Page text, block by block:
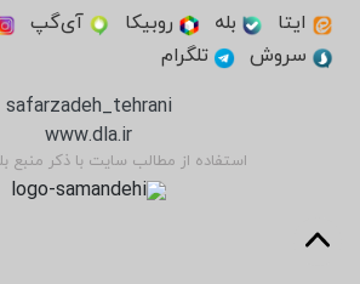
ایتا بله روبیکا آی‌گپ
سروش
تلگرام
safarzadeh_tehrani
www.dla.ir
استفاده از مطالب سایت با ذکر منبع